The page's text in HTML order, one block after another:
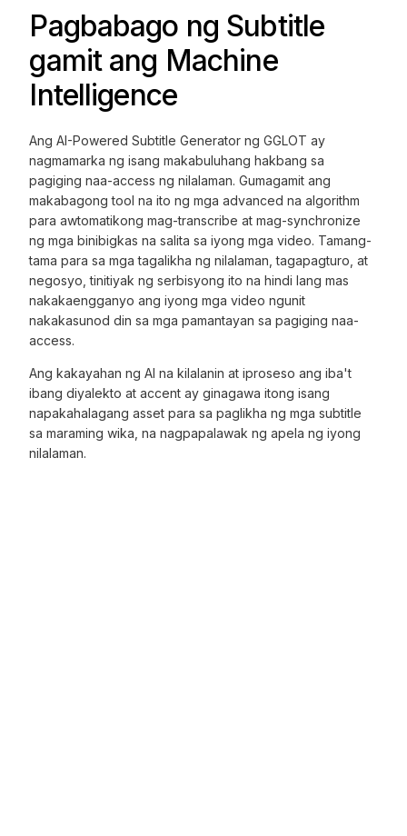
Pagbabago ng Subtitle
gamit ang Machine
Intelligence
Ang AI-Powered Subtitle Generator ng GGLOT ay
nagmamarka ng isang makabuluhang hakbang sa
pagiging naa-access ng nilalaman. Gumagamit ang
makabagong tool na ito ng mga advanced na algorithm
para awtomatikong mag-transcribe at mag-synchronize
ng mga binibigkas na salita sa iyong mga video. Tamang-
tama para sa mga tagalikha ng nilalaman, tagapagturo, at
negosyo, tinitiyak ng serbisyong ito na hindi lang mas
nakakaengganyo ang iyong mga video ngunit
nakakasunod din sa mga pamantayan sa pagiging naa-
access.
Ang kakayahan ng AI na kilalanin at iproseso ang iba't
ibang diyalekto at accent ay ginagawa itong isang
napakahalagang asset para sa paglikha ng mga subtitle
sa maraming wika, na nagpapalawak ng apela ng iyong
nilalaman.